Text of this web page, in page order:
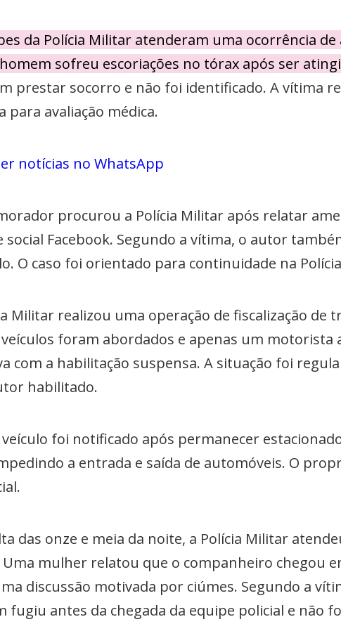
da Polícia Militar atenderam uma ocorrência
sofreu escoriações no tórax após ser
prestar socorro e não foi identificado. A vítima
para avaliação médica.
notícias no WhatsApp
procurou a Polícia Militar após relatar
Facebook. Segundo a vítima, o autor
O caso foi orientado para continuidade na
Militar realizou uma operação de fiscalização de
foram abordados e apenas um motorista
com a habilitação suspensa. A situação foi
habilitado.
foi notificado após permanecer
a entrada e saída de automóveis. O
das onze e meia da noite, a Polícia Militar
mulher relatou que o companheiro chegou
discussão motivada por ciúmes. Segundo a
fugiu antes da chegada da equipe policial e não